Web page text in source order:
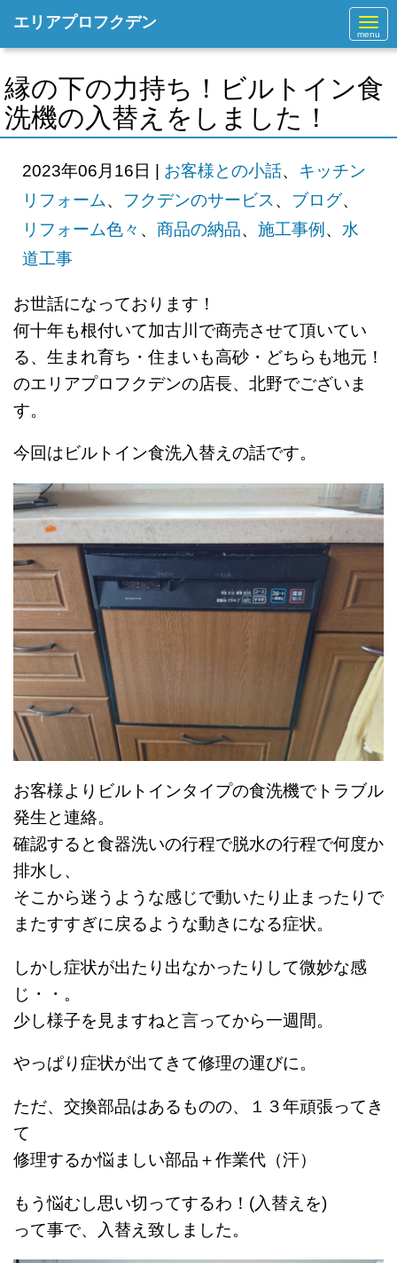
N
a
v
g
a
o
エリアプロフクデン
縁の下の力持ち！ビルトイン食
洗機の入替えをしました！
2023年06月16日 | お客様との小話、 キッチン
リフォーム、 フクデンのサービス 、 ブログ、
リフォーム色々 、 商品の納品、 施工事例、 水
道工事
お世話になっております！
何十年も根付いて加古川で商売させて頂いてい
る、生まれ育ち・住まいも高砂・どちらも地元！
のエリアプロフクデンの店長、北野でございま
す。
今回はビルトイン食洗入替えの話です。
お客様よりビルトインタイプの食洗機でトラブル
発生と連絡。
確認すると食器洗いの行程で脱水の行程で何度か
排水し、
そこから迷うような感じで動いたり止まったりで
またすすぎに戻るような動きになる症状。
しかし症状が出たり出なかったりして微妙な感
じ・・。
少し様子を見ますねと言ってから一週間。
やっぱり症状が出てきて修理の運びに。
ただ、交換部品はあるものの、１３年頑張ってき
て
修理するか悩ましい部品＋作業代（汗）
もう悩むし思い切ってするわ！(入替えを)
って事で、入替え致しました。